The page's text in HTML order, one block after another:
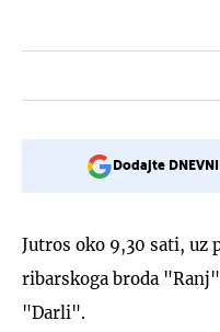
Dodajte
Jutros oko 9,30 sati, uz
ribarskoga broda
"Darli".